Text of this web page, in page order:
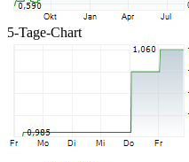
5-Tage-Chart